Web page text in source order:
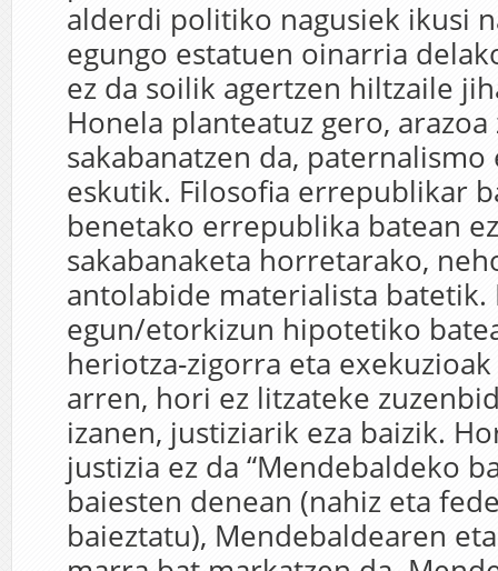
alderdi politiko nagusiek ikusi
egungo estatuen oinarria
ez da soilik agertzen hiltzaile
Honela planteatuz gero,
sakabanatzen da,
eskutik. Filosofia errepublikar
benetako errepublika batean
sakabanaketa horretarako,
antolabide materialista batetik.
egun/etorkizun hipotetiko
heriotza-zigorra eta
arren, hori ez litzateke
izanen, justiziarik eza baizik.
justizia ez da “Mendebaldeko
baiesten denean (nahiz eta
baieztatu), Mendebaldearen